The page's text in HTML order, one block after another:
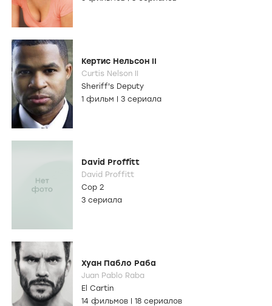
Кертис Нельсон II
Curtis Nelson II
Sheriff's Deputy
1 фильм
3 сериала
David Proffitt
David Proffitt
Cop 2
3 сериала
Хуан Пабло Раба
Juan Pablo Raba
El Cartin
14 фильмов
18 сериалов